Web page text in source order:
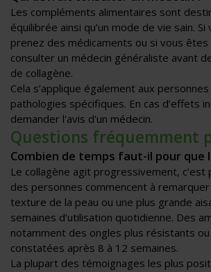
Les compléments alimentaires sont
équilibrée ainsi qu’un mode de vie sain.
prenez des médicaments ou si vous
consulter un médecin généraliste avant
de collagène.
Cela s’applique également aux
pathologies spécifiques. En cas d’effets
demander l'avis d'un médecin.
Questions fréquemment
Combien de temps faut-il pour que
Le collagène agit progressivement,
des personnes commencent à
texture de la peau ou une plus grande
semaines d’utilisation quotidienne. Des
notamment des ongles plus résistants
constatées après 8 à 12 semaines.
La plupart des témoignages les plus